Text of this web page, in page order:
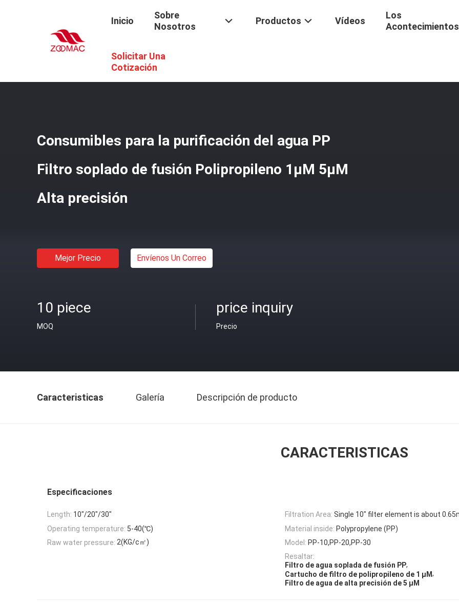
Inicio
Sobre
Nosotros
Productos Vídeos
Los
Acontecimientos
Solicitar Una
Cotización
Consumibles Para La Purificación Del Agua
Consumibles para la purificación del agua PP
Filtro soplado de fusión Polipropileno 1μM 5μM
Alta precisión
Mejor Precio Envíenos Un Correo
10 piece
MOQ
price inquiry
Precio
Caracteristicas Galería Descripción de producto
CARACTERISTICAS
Especificaciones
Length: 10"/20"/30" Filtration Area: Single 10" filter element is about
Operating temperature: 5-40(℃) Material inside: Polypropylene (PP)
Raw water pressure: 2(KG/c㎡) Model: PP-10,PP-20,PP-30
Resaltar:
Filtro de agua soplada de fusión PP,
Cartucho de filtro de polipropileno de 1 μM,
Filtro de agua de alta precisión de 5 μM